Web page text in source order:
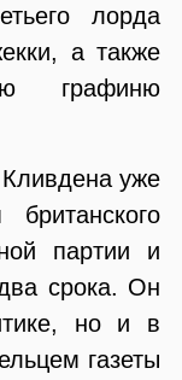
лорда
а также
графиню
уже
партии и
срока. Он
но и в
газеты